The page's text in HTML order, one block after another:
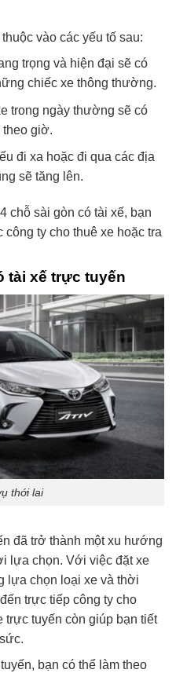
vào các yếu tố sau:
trọng và hiện đại sẽ có
chiếc xe thông thường.
trong ngày thường sẽ có
giờ.
đi xa hoặc đi qua các địa
sẽ tăng lên.
chỗ sài gòn có tài xế, bạn
ty cho thuê xe hoặc tra
tài xế trực tuyến
thới lai
đã trở thành một xu hướng
lựa chọn. Với việc đặt xe
lựa chọn loại xe và thời
trực tiếp công ty cho
trực tuyến còn giúp bạn tiết
bạn có thể làm theo